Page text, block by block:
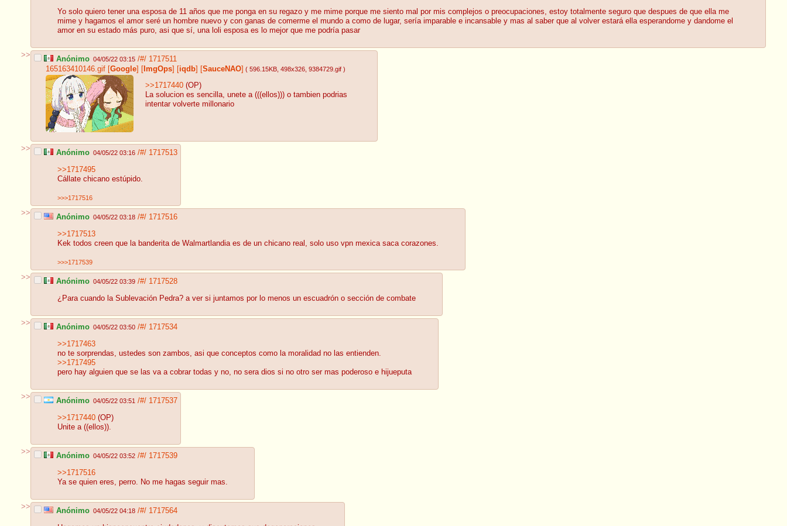
Yo solo quiero tener una esposa de 11 años que me ponga en su regazo y me mime porque me siento mal por mis complejos o preocupaciones, estoy totalmente seguro que despues de que ella me
mime y hagamos el amor seré un hombre nuevo y con ganas de comerme el mundo a como de lugar, sería imparable e incansable y mas al saber que al volver estará ella esperandome y dandome el
amor en su estado más puro, asi que sí, una loli esposa es lo mejor que me podría pasar
>> Anónimo 04/05/22 03:15 /#/ 1717511
165163410146.gif [Google] [ ImgOps] [iqdb] [SauceNAO] ( 596.15KB , 498x326 , 9384729.gif )
>>1717440 (OP)
La solucion es sencilla, unete a (((ellos))) o tambien podrias
intentar volverte millonario
>> Anónimo 04/05/22 03:16 /#/ 1717513
>>1717495
Cállate chicano estúpido.
>>>1717516
>> Anónimo 04/05/22 03:18 /#/ 1717516
>>1717513
Kek todos creen que la banderita de Walmartlandia es de un chicano real, solo uso vpn mexica saca corazones.
>>>1717539
>> Anónimo 04/05/22 03:39 /#/ 1717528
¿Para cuando la Sublevación Pedra? a ver si juntamos por lo menos un escuadrón o sección de combate
>> Anónimo 04/05/22 03:50 /#/ 1717534
>>1717463
no te sorprendas, ustedes son zambos, asi que conceptos como la moralidad no las entienden.
>>1717495
pero hay alguien que se las va a cobrar todas y no, no sera dios si no otro ser mas poderoso e hijueputa
>> Anónimo 04/05/22 03:51 /#/ 1717537
>>1717440 (OP)
Unite a ((ellos)).
>> Anónimo 04/05/22 03:52 /#/ 1717539
>>1717516
Ya se quien eres, perro. No me hagas seguir mas.
>> Anónimo 04/05/22 04:18 /#/ 1717564